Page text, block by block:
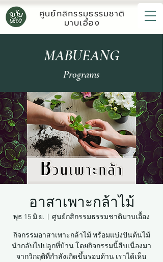
ศูนย์กสิกรรมธรรมชาติ
มาบเอื้อง
MABUEANG
Programs
อาสาเพาะกล้าไม้
พุธ 15 มิ.ย. ศูนย์กสิกรรมธรรมชาติมาบเอื้อง​
กิจกรรมอาสาเพาะกล้าไม้ พร้อมแบ่งปันต้นไม้
นำกลับไปปลูกที่บ้าน โดยกิจกรรมนี้สืบเนื่องมา
จากวิกฤติที่กำลังเกิดขึ้นรอบด้าน เราได้เห็น